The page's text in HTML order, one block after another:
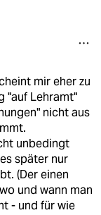
mir eher zu
"auf Lehramt"
nicht aus
unbedingt
später nur
(Der einen
und wann man
- und für wie